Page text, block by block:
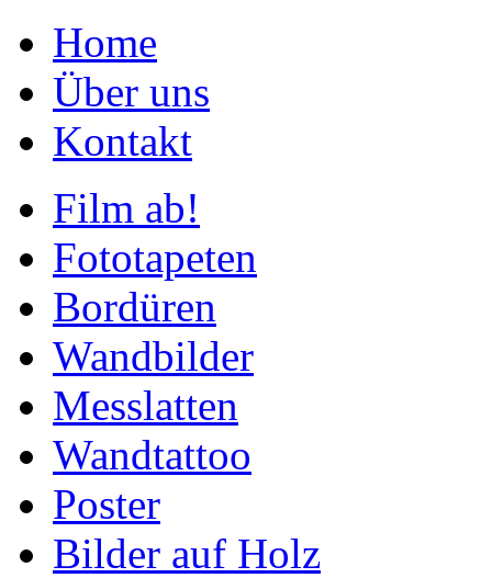
Home
Über uns
Kontakt
Film ab!
Fototapeten
Bordüren
Wandbilder
Messlatten
Wandtattoo
Poster
Bilder auf Holz